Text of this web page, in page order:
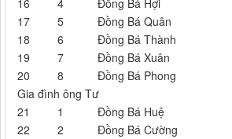
16 4
Đồng Bá Hợi
17
5
Đồng Bá Quân
18
6
Đồng Bá Thành
19
7
Đồng Bá Xuân
20
8
Đồng Bá Phong
Gia đình ông Tư
21
1
Đồng Bá Huệ
22
2
Đồng Bá Cường